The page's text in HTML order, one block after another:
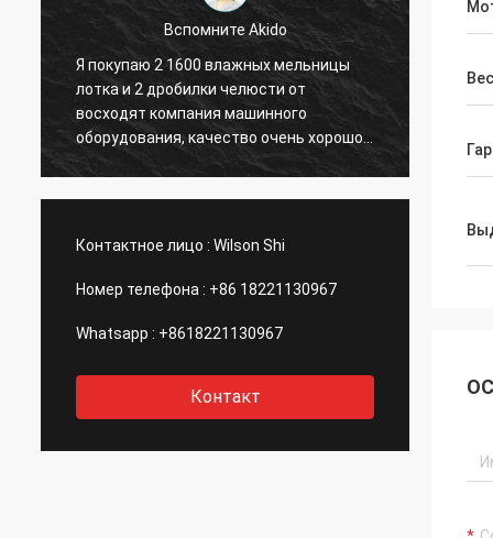
Вспомните Akido
Я покупаю 2 1600 влажных мельницы
лотка и 2 дробилки челюсти от
восходят компания машинного
оборудования, качество очень хорошо
и Уилсон очень полезен в помощи меня
вместе с этой компанией!
Восходит
хорошее
после покупки
рассматривать
Контактное лицо : Wilson Shi
Номер телефона : +86 18221130967
Whatsapp : +8618221130967
Контакт
Вес